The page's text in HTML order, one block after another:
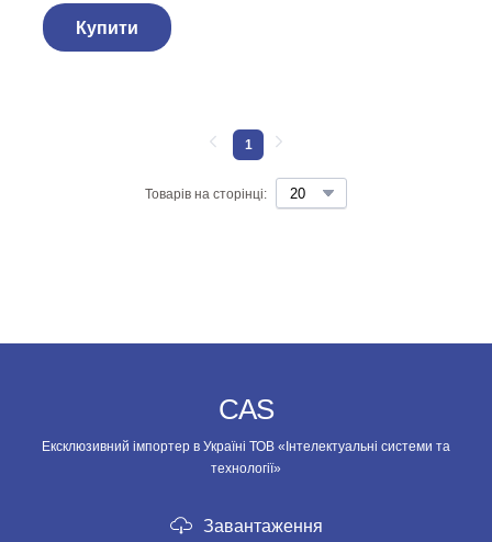
Купити
Товарів на сторінці:
1
CAS
Ексклюзивний імпортер в Україні ТОВ «Інтелектуальні системи та
технології»
Завантаження